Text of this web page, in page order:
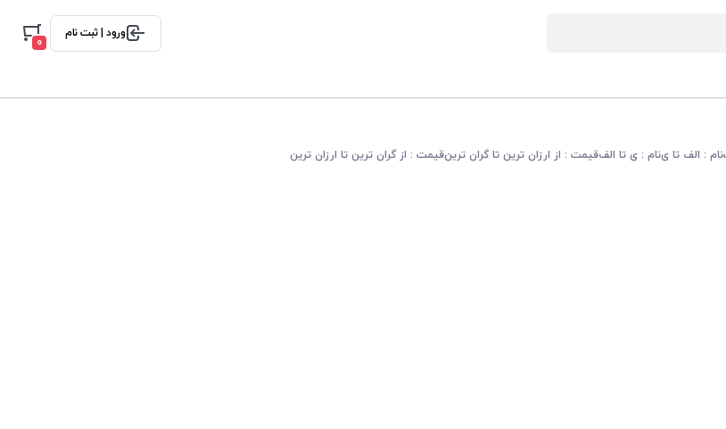
ورود | ثبت نام
0
نام : الف تا ینام : ی تا الفقیمت : از ارزان ترین تا گران ترینقیمت : از گران ترین تا ارزان ترین